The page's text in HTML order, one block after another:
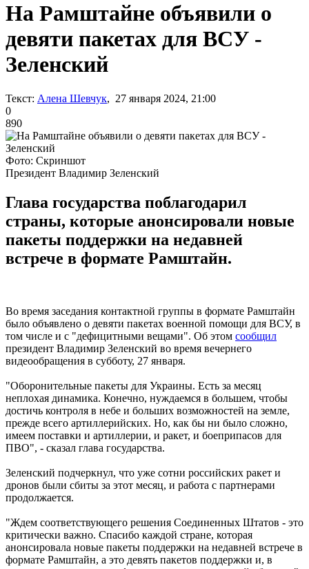
На Рамштайне объявили о
девяти пакетах для ВСУ -
Зеленский
Текст: Алена Шевчук, 27 января 2024, 21:00
0
890
Фото: Скриншот
Президент Владимир Зеленский
Глава государства поблагодарил
страны, которые анонсировали новые
пакеты поддержки на недавней
встрече в формате Рамштайн.
Во время заседания контактной группы в формате Рамштайн
было объявлено о девяти пакетах военной помощи для ВСУ, в
том числе и с "дефицитными вещами". Об этом сообщил
президент Владимир Зеленский во время вечернего
видеообращения в субботу, 27 января.
"Оборонительные пакеты для Украины. Есть за месяц
неплохая динамика. Конечно, нуждаемся в большем, чтобы
достичь контроля в небе и больших возможностей на земле,
прежде всего артиллерийских. Но, как бы ни было сложно,
имеем поставки и артиллерии, и ракет, и боеприпасов для
ПВО", - сказал глава государства.
Зеленский подчеркнул, что уже сотни российских ракет и
дронов были сбиты за этот месяц, и работа с партнерами
продолжается.
"Ждем соответствующего решения Соединенных Штатов - это
критически важно. Спасибо каждой стране, которая
анонсировала новые пакеты поддержки на недавней встрече в
формате Рамштайн, а это девять пакетов поддержки и, в